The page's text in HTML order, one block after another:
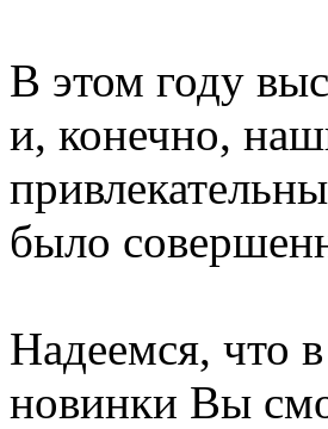
В этом году
и, конечно,
было
Надеемся, что
новинки Вы